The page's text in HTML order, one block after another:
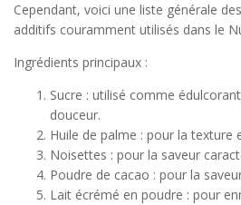
Cependant, voici une liste générale
additifs couramment utilisés dans le
Ingrédients principaux :
Sucre : utilisé comme
douceur.
Huile de palme : pour la texture
Noisettes : pour la saveur
Poudre de cacao : pour la
Lait écrémé en poudre : pour